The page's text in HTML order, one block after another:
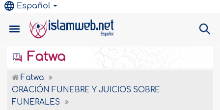
Español
Fatwa
Fatwa
ORACIÓN FUNEBRE Y JUICIOS SOBRE
FUNERALES